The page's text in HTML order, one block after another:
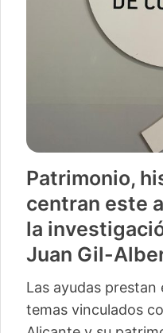
Patrimonio,
centran este
la
Juan Gil-
Las ayudas
temas vinculados